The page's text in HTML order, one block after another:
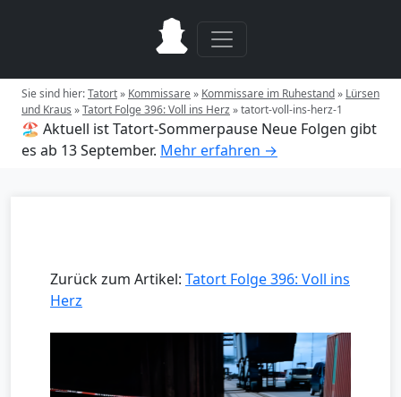
Sie sind hier:Tatort» Kommissare» Kommissare im Ruhestand» Lürsen
und Kraus »Tatort Folge 396: Voll ins Herz»tatort-voll-ins-herz-1
🏖️ Aktuell ist Tatort-Sommerpause Neue Folgen gibt
es ab 13 September. Mehr erfahren →
Zurück zum Artikel: Tatort Folge 396: Voll ins
Herz